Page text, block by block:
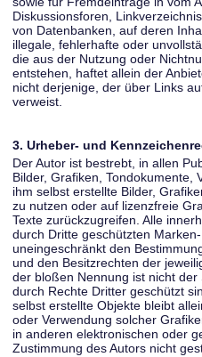
Diskussionsforen,
von Datenbanken, auf deren
illegale, fehlerhafte oder
die aus der Nutzung oder
entstehen, haftet allein der
nicht derjenige, der über Links
verweist.
3. Urheber- und
Der Autor ist bestrebt, in allen
Bilder, Grafiken, Tondokumente,
ihm selbst erstellte Bilder,
zu nutzen oder auf lizenzfreie
Texte zurückzugreifen. Alle
durch Dritte geschützten
uneingeschränkt den
und den Besitzrechten der
der bloßen Nennung ist nicht
durch Rechte Dritter geschützt
selbst erstellte Objekte bleibt
oder Verwendung solcher
in anderen elektronischen oder
Zustimmung des Autors nicht